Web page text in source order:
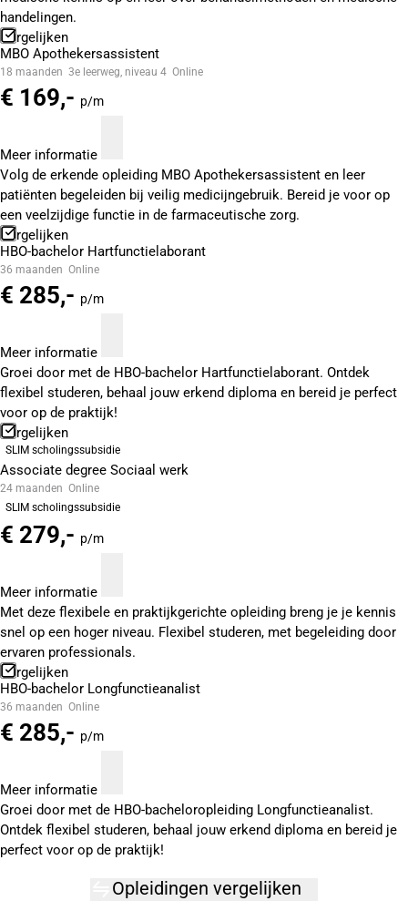
handelingen.
Vergelijken
MBO Apothekersassistent
18 maanden 3e leerweg, niveau 4 Online
€ 169,- p/m
Meer informatie
Volg de erkende opleiding MBO Apothekersassistent en leer
patiënten begeleiden bij veilig medicijngebruik. Bereid je voor op
een veelzijdige functie in de farmaceutische zorg.
Vergelijken
HBO-bachelor Hartfunctielaborant
36 maanden Online
€ 285,- p/m
Meer informatie
Groei door met de HBO-bachelor Hartfunctielaborant. Ontdek
flexibel studeren, behaal jouw erkend diploma en bereid je perfect
voor op de praktijk!
Vergelijken
SLIM scholingssubsidie
Associate degree Sociaal werk
24 maanden Online
SLIM scholingssubsidie
€ 279,- p/m
Meer informatie
Met deze flexibele en praktijkgerichte opleiding breng je je kennis
snel op een hoger niveau. Flexibel studeren, met begeleiding door
ervaren professionals.
Vergelijken
HBO-bachelor Longfunctieanalist
36 maanden Online
€ 285,- p/m
Meer informatie
Groei door met de HBO-bacheloropleiding Longfunctieanalist.
Ontdek flexibel studeren, behaal jouw erkend diploma en bereid je
perfect voor op de praktijk!
Opleidingen vergelijken